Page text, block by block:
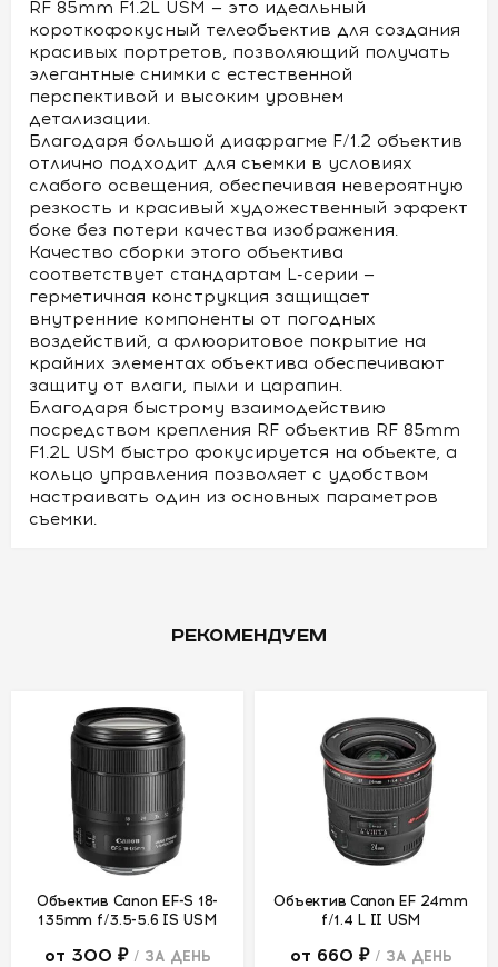
RF 85mm F1.2L USM — это идеальный
короткофокусный телеобъектив для создания
красивых портретов, позволяющий получать
элегантные снимки с естественной
перспективой и высоким уровнем
детализации.
Благодаря большой диафрагме F/1.2 объектив
отлично подходит для съемки в условиях
слабого освещения, обеспечивая невероятную
резкость и красивый художественный эффект
боке без потери качества изображения.
Качество сборки этого объектива
соответствует стандартам L-серии —
герметичная конструкция защищает
внутренние компоненты от погодных
воздействий, а флюоритовое покрытие на
крайних элементах объектива обеспечивают
защиту от влаги, пыли и царапин.
Благодаря быстрому взаимодействию
посредством крепления RF объектив RF 85mm
F1.2L USM быстро фокусируется на объекте, а
кольцо управления позволяет с удобством
настраивать один из основных параметров
съемки.
РЕКОМЕНДУЕМ
Объектив Canon EF-S 18-
135mm f/3.5-5.6 IS USM
от 300 ₽ / ЗА ДЕНЬ
Объектив Canon EF 24mm
f/1.4 L II USM
от 660 ₽ / ЗА ДЕНЬ